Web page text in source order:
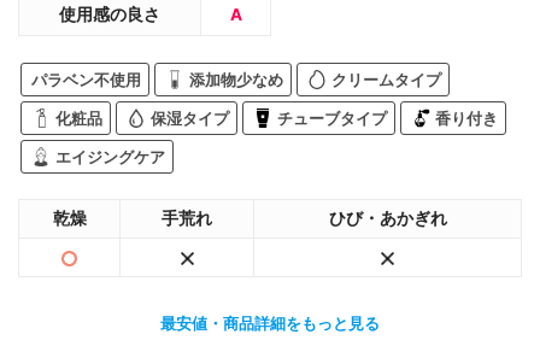
使用感の良さ A
パラベン不使用 添加物少なめ クリームタイプ
化粧品 保湿タイプ チューブタイプ 香り付き
エイジングケア
乾燥 手荒れ ひび・あかぎれ
最安値・商品詳細をもっと見る